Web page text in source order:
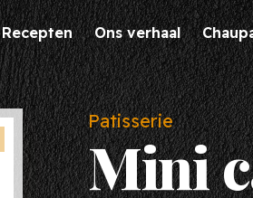
Recepten Ons verhaal
Inspiratie
Brochures
Nieuws & Tips
Patisserie
Mini